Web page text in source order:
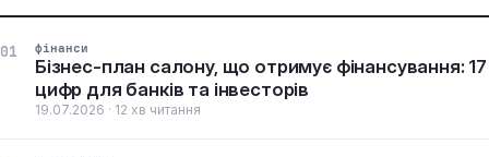
01 фінанси
Бізнес-план салону, що отримує фінансування: 17
цифр для банків та інвесторів
19.07.2026 · 12 хв читання